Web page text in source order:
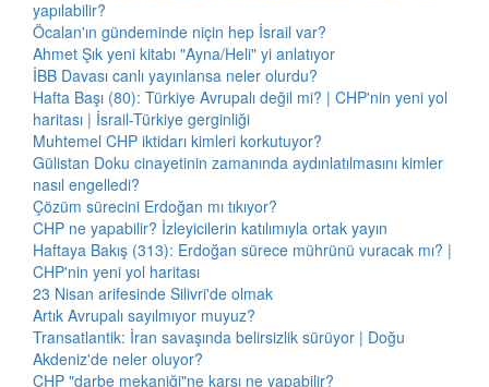
yapılabilir?
Öcalan'ın gündeminde niçin hep İsrail var?
Ahmet Şık yeni kitabı "Ayna/Heli" yi anlatıyor
İBB Davası canlı yayınlansa neler olurdu?
Hafta Başı (80): Türkiye Avrupalı değil mi? | CHP'nin yeni yol
haritası | İsrail-Türkiye gerginliği
Muhtemel CHP iktidarı kimleri korkutuyor?
Gülistan Doku cinayetinin zamanında aydınlatılmasını kimler
nasıl engelledi?
Çözüm sürecini Erdoğan mı tıkıyor?
CHP ne yapabilir? İzleyicilerin katılımıyla ortak yayın
Haftaya Bakış (313): Erdoğan sürece mührünü vuracak mı? |
CHP'nin yeni yol haritası
23 Nisan arifesinde Silivri'de olmak
Artık Avrupalı sayılmıyor muyuz?
Transatlantik: İran savaşında belirsizlik sürüyor | Doğu
Akdeniz'de neler oluyor?
CHP "darbe mekaniği"ne karşı ne yapabilir?